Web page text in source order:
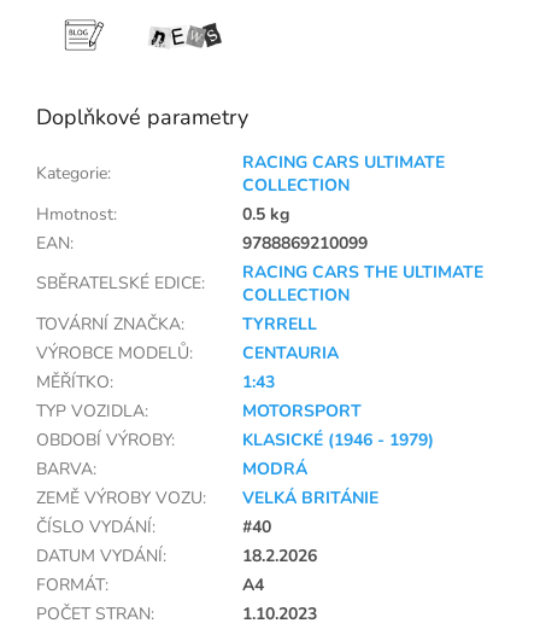
Doplňkové parametry
Kategorie:
RACING CARS ULTIMATE
COLLECTION
Hmotnost:
0.5 kg
EAN:
9788869210099
SBĚRATELSKÉ EDICE:
RACING CARS THE ULTIMATE
COLLECTION
TOVÁRNÍ ZNAČKA:
TYRRELL
VÝROBCE MODELŮ:
CENTAURIA
MĚŘÍTKO:
1:43
TYP VOZIDLA:
MOTORSPORT
OBDOBÍ VÝROBY:
KLASICKÉ (1946 - 1979)
BARVA:
MODRÁ
ZEMĚ VÝROBY VOZU:
VELKÁ BRITÁNIE
ČÍSLO VYDÁNÍ:
#40
DATUM VYDÁNÍ:
18.2.2026
FORMÁT:
A4
POČET STRAN:
1.10.2023